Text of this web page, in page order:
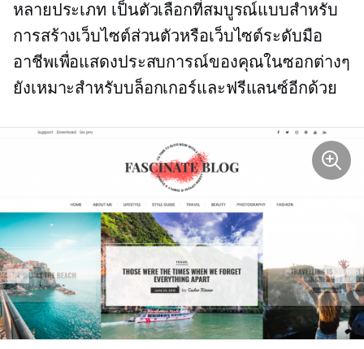
หลายประเภท เป็นตัวเลือกที่สมบูรณ์แบบสำหรับ
การสร้างเว็บไซต์ส่วนตัวหรือเว็บไซต์ระดับมือ
อาชีพเพื่อแสดงประสบการณ์ของคุณในซอกต่างๆ
ยังเหมาะสำหรับบล็อกเกอร์และฟรีแลนซ์อีกด้วย